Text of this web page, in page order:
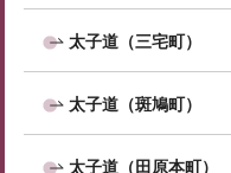
太子道（三宅町）
太子道（斑鳩町）
太子道（田原本町）